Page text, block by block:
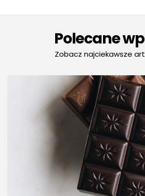
Polecane
Zobacz najciekawsze